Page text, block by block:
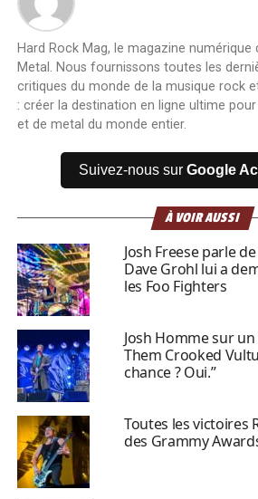
Hard Rock Mag, le magazine
Metal. Nous fournissons toutes les
critiques du monde de la musique rock
: créer la destination en ligne ultime
et de metal du monde entier.
Suivez-nous surGoogle
À VOIR AUSSI
Josh Freese parle
Dave Grohl lui a
les Foo Fighters
Josh Homme sur
Them Crooked
chance ? Oui.”
Toutes les victoires
des Grammy